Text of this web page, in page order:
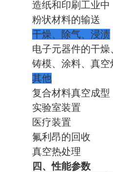
造纸和印刷工业
粉状材料的输送
干燥、除气、浸渍
电子元器件的干燥
铸模、涂料、真空
其他
复合材料真空成型
实验室装置
医疗装置
氟利昂的回收
真空热处理
四、性能参数